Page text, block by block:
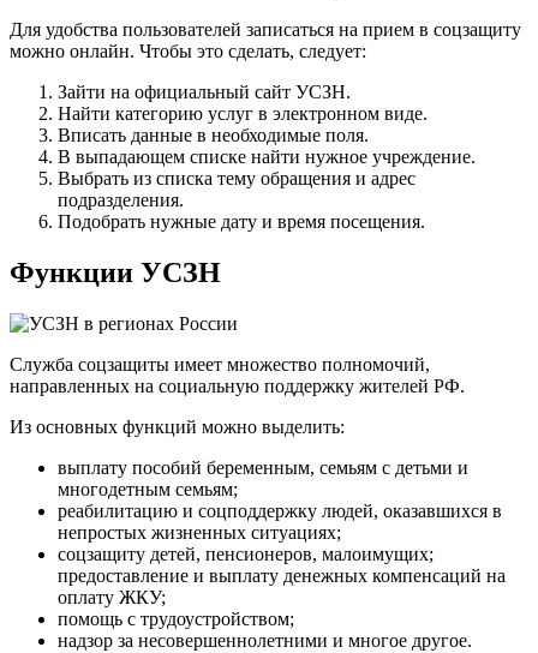
Для удобства пользователей записаться на прием в соцзащиту
можно онлайн. Чтобы это сделать, следует:
Зайти на официальный сайт УСЗН.
Найти категорию услуг в электронном виде.
Вписать данные в необходимые поля.
В выпадающем списке найти нужное учреждение.
Выбрать из списка тему обращения и адрес
подразделения.
Подобрать нужные дату и время посещения.
Функции УСЗН
Служба соцзащиты имеет множество полномочий,
направленных на социальную поддержку жителей РФ.
Из основных функций можно выделить:
выплату пособий беременным, семьям с детьми и
многодетным семьям;
реабилитацию и соцподдержку людей, оказавшихся в
непростых жизненных ситуациях;
соцзащиту детей, пенсионеров, малоимущих;
предоставление и выплату денежных компенсаций на
оплату ЖКУ;
помощь с трудоустройством;
надзор за несовершеннолетними и многое другое.